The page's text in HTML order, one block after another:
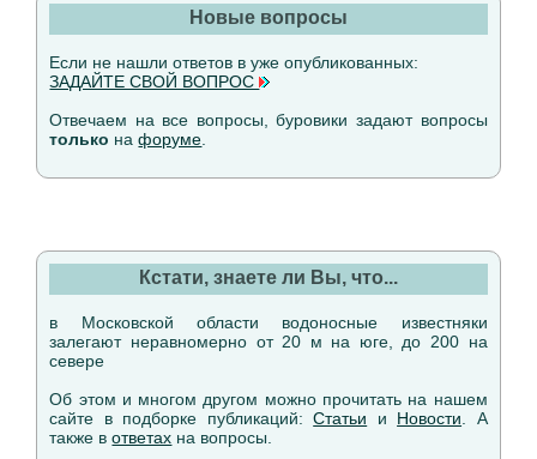
Новые вопросы
Если не нашли ответов в уже опубликованных:
ЗАДАЙТЕ СВОЙ ВОПРОС
Отвечаем на все вопросы, буровики задают вопросы
только нафоруме
Кстати, знаете ли Вы, что...
в Московской области водоносные известняки
залегают неравномерно от 20 м на юге, до 200 на
севере
Об этом и многом другом можно прочитать на нашем
сайте в подборке публикаций:Статьи и Новости . А
также вответах на вопросы.